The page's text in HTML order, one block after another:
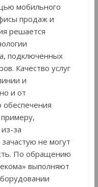
мобильного
продаж и
решается
подключенных
Качество услуг
и
и от
обеспечения
за
не могут
По обращению
выполняют